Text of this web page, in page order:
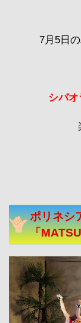
7月5日
シバオ
ポリネシ
「